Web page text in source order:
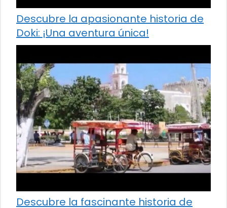
Descubre la apasionante historia de
Doki: ¡Una aventura única!
Descubre la fascinante historia de